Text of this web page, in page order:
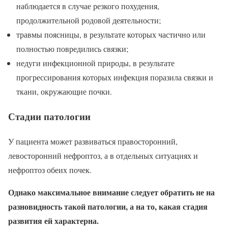
наблюдается в случае резкого похудения,
продолжительной родовой деятельности;
травмы поясницы, в результате которых частично или
полностью повредились связки;
недуги инфекционной природы, в результате
прогрессирования которых инфекция поразила связки и
ткани, окружающие почки.
Стадии патологии
У пациента может развиваться правосторонний,
левосторонний нефроптоз, а в отдельных ситуациях и
нефроптоз обеих почек.
Однако максимальное внимание следует обратить не на
разновидность такой патологии, а на то, какая стадия
развития ей характерна.